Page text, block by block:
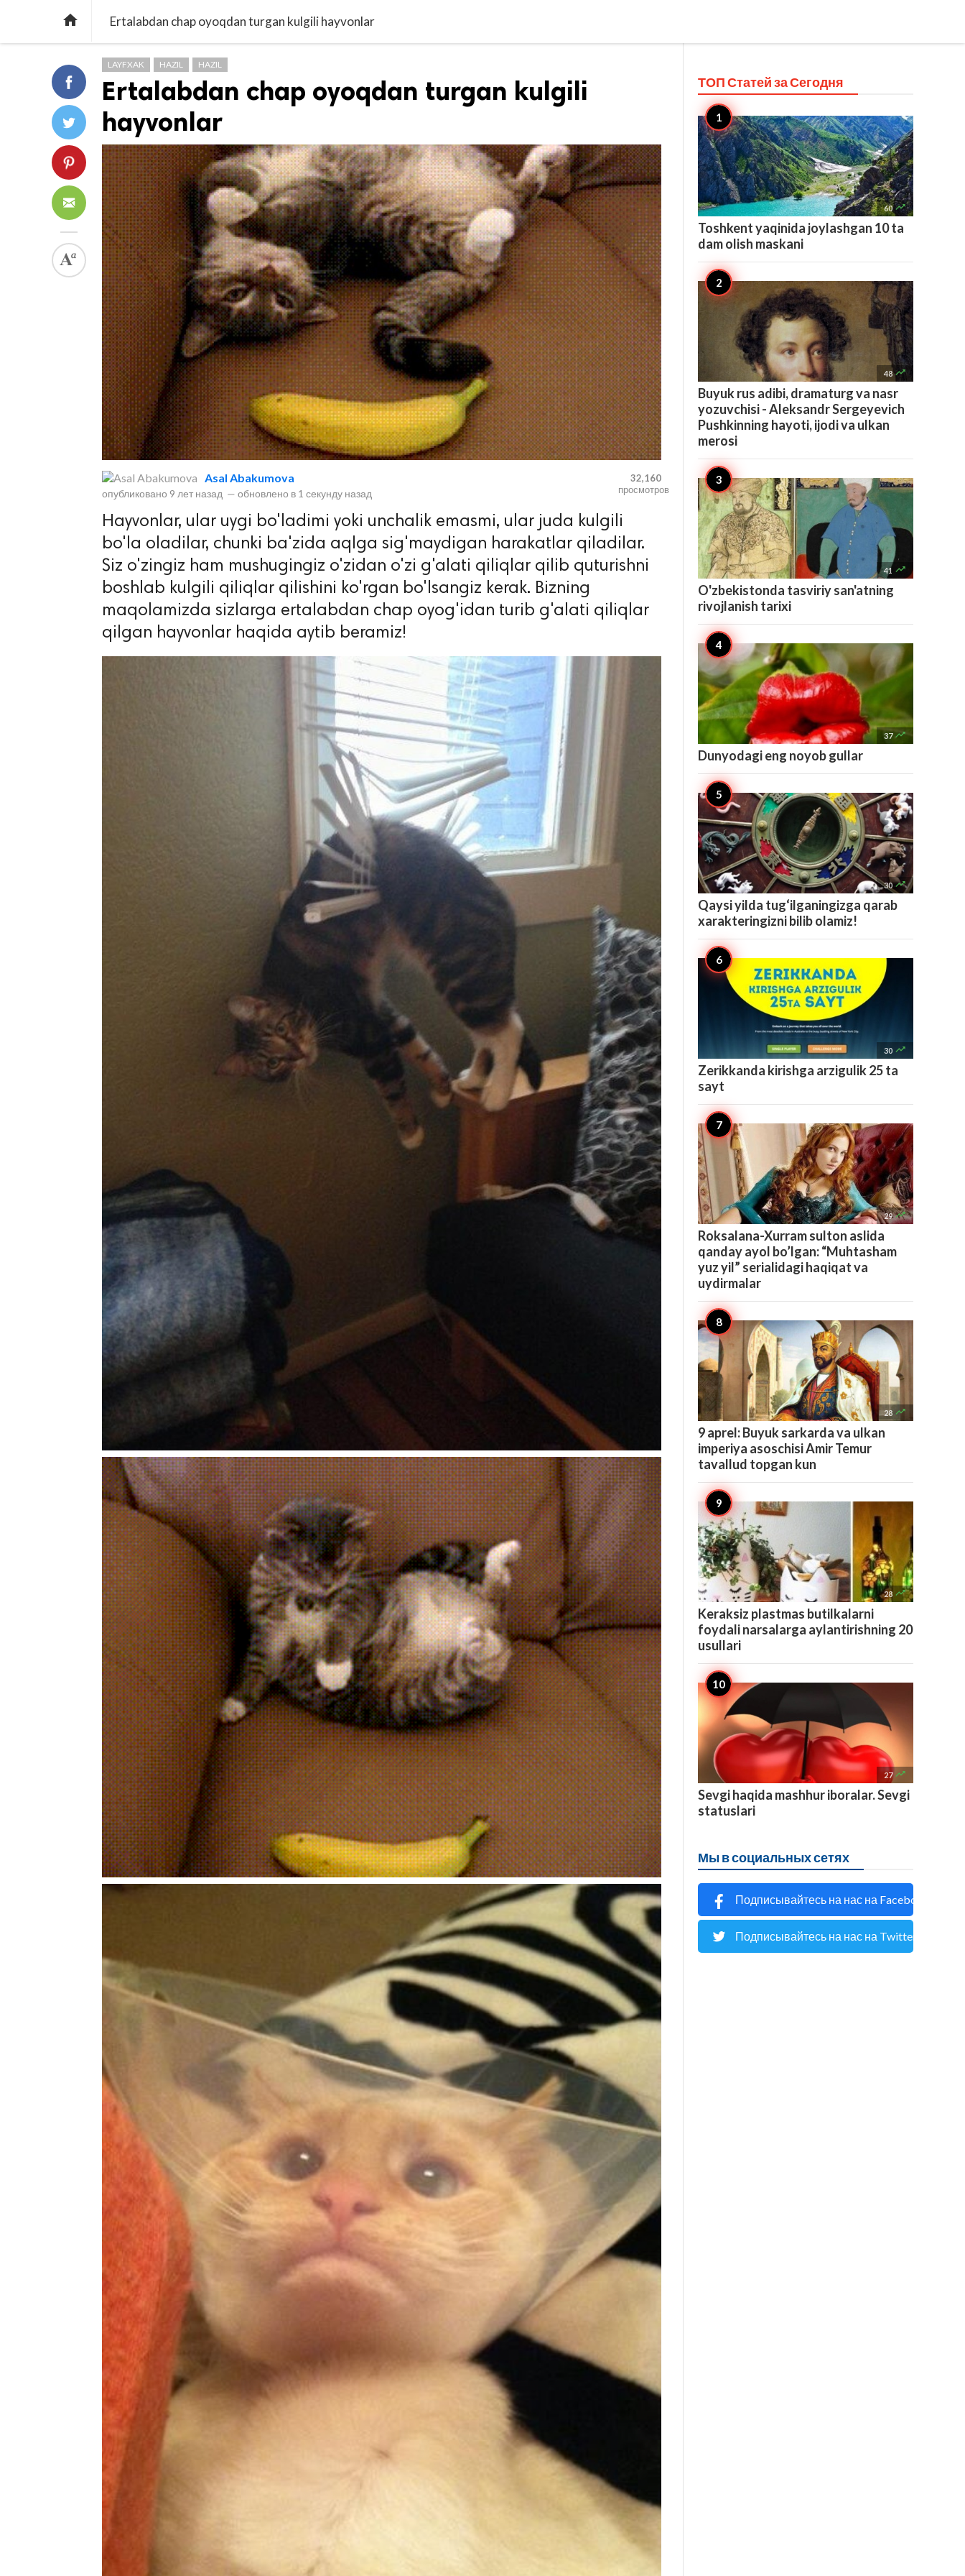
 Ertalabdan chap oyoqdan turgan kulgili hayvonlar
LAYFXAK HAZIL HAZIL
Ertalabdan chap oyoqdan turgan kulgili
hayvonlar
Asal Abakumova
опубликовано 9 лет назад — обновлено в 1 секунду назад
32,160
просмотров
Hayvonlar, ular uygi bo'ladimi yoki unchalik emasmi, ular juda kulgili
bo'la oladilar, chunki ba'zida aqlga sig'maydigan harakatlar qiladilar.
Siz o'zingiz ham mushugingiz o'zidan o'zi g'alati qiliqlar qilib quturishni
boshlab kulgili qiliqlar qilishini ko'rgan bo'lsangiz kerak. Bizning
maqolamizda sizlarga ertalabdan chap oyog'idan turib g'alati qiliqlar
qilgan hayvonlar haqida aytib beramiz!
ТОП Статей заСегодня
60 
Toshkent yaqinida joylashgan 10 ta
dam olish maskani
48 
Buyuk rus adibi, dramaturg va nasr
yozuvchisi - Aleksandr Sergeyevich
Pushkinning hayoti, ijodi va ulkan
merosi
41 
O'zbekistonda tasviriy san'atning
rivojlanish tarixi
37 
Dunyodagi eng noyob gullar
30 
Qaysi yilda tug‘ilganingizga qarab
xarakteringizni bilib olamiz!
30 
Zerikkanda kirishga arzigulik 25 ta
sayt
29 
Roksalana-Xurram sulton aslida
qanday ayol bo’lgan: “Muhtasham
yuz yil” serialidagi haqiqat va
uydirmalar
28 
9 aprel: Buyuk sarkarda va ulkan
imperiya asoschisi Amir Temur
tavallud topgan kun
28 
Keraksiz plastmas butilkalarni
foydali narsalarga aylantirishning 20
usullari
27 
Sevgi haqida mashhur iboralar. Sevgi
statuslari
Мы в социальных сетях
Подписывайтесь на нас на Facebook
Подписывайтесь на нас на Twitter